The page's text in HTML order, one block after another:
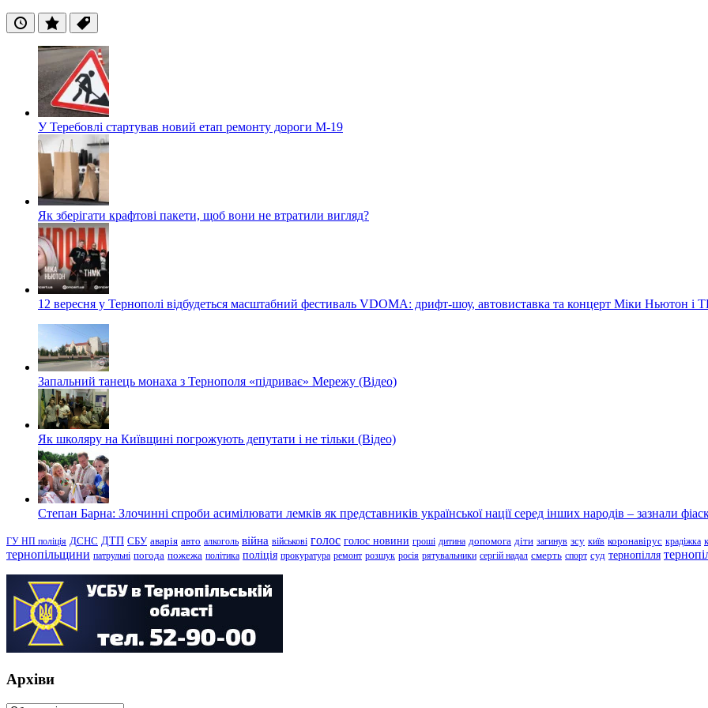
ОстанніПопулярні
Теги
У Теребовлі стартував новий етап ремонту дороги М-19
Як зберігати крафтові пакети, щоб вони не втратили вигляд?
12 вересня у Тернополі відбудеться масштабний фестиваль VDOMA: дрифт-шоу, автовиставка та концерт Міки Ньютон
Запальний танець монаха з Тернополя «підриває» Мережу (Відео)
Як школяру на Київщині погрожують депутати і не тільки (Відео)
Степан Барна: Злочинні спроби асимілювати лемків як представників української нації серед інших народів – зазнали
ГУ НП поліція ДСНС ДТП СБУ аварія авто алкоголь війна військові голос голос новини гроші дитина допомога діти загинув зсу київ коронавірус крадіжка
тернопільщини патрульні погода пожежа політика поліція прокуратура ремонт розшук росія рятувальники сергій надал смерть спорт суд тернопілля
Архіви